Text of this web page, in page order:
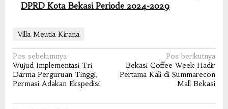
DPRD Kota Bekasi Periode 2024-2029
Villa Meutia Kirana
Navigasi
pos
Pos sebelumnya
Wujud Implementasi Tri
Darma Perguruan Tinggi,
Permasi Adakan Ekspedisi
Pos berikutnya
Bekasi Coffee Week Hadir
Pertama Kali di Summarecon
Mall Bekasi